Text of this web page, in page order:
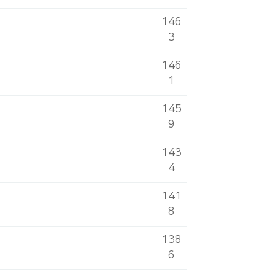
146
3
146
1
145
9
143
4
141
8
138
6